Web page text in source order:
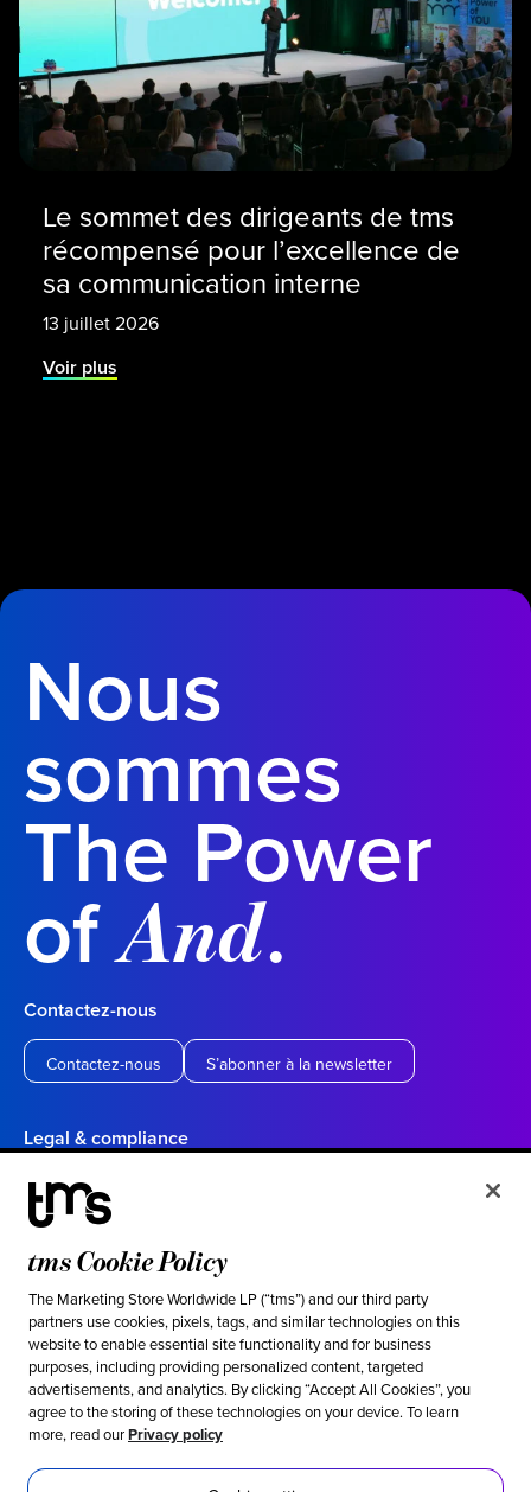
Le sommet des dirigeants de tms
récompensé pour l’excellence de
sa communication interne
13 juillet 2026
Voir plus
Nous
sommes
The Power
ofAnd.
Contactez-nous
Contactez-nous S’abonner à la newsletter
Legal & compliance
Politique de confidentialité
Conditions d’utilisation
Vos choix en matière de confidentialité en Californie
Cookie settings
Ethical & social responsibility
Notre position contre l’esclavage moderne
Politique d’inclusion
Développement durable
tms Cookie Policy
The Marketing Store Worldwide LP (“tms”) and our third party
partners use cookies, pixels, tags, and similar technologies on this
website to enable essential site functionality and for business
purposes, including providing personalized content, targeted
advertisements, and analytics. By clicking “Accept All Cookies”, you
agree to the storing of these technologies on your device. To learn
more, read ourPrivacy policy